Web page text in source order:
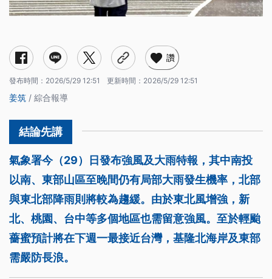
讚
發布時間： 2026/5/29 12:51 更新時間： 2026/5/29 12:51
姜筑 / 綜合報導
氣象署今（29）日發布強風及大雨特報，其中南投
以南、東部山區至晚間仍有局部大雨發生機率，北部
與東北部降雨則將較為趨緩。由於東北風增強，新
北、桃園、台中等多個地區也需留意強風。至於輕颱
薔蜜預計將在下週一最接近台灣，基隆北海岸及東部
需嚴防長浪。